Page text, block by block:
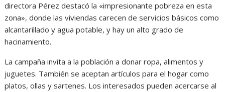
directora Pérez destacó la «impresionante pobreza en esta
zona», donde las viviendas carecen de servicios básicos como
alcantarillado y agua potable, y hay un alto grado de
hacinamiento.
La campaña invita a la población a donar ropa, alimentos y
juguetes. También se aceptan artículos para el hogar como
platos, ollas y sartenes. Los interesados pueden acercarse al